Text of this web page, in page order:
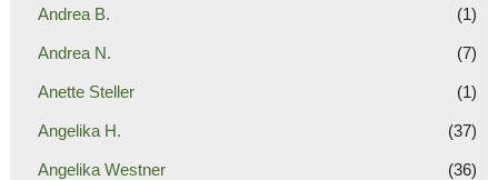
Andrea B. (1)
Andrea N. (7)
Anette Steller (1)
Angelika H. (37)
Angelika Westner (36)